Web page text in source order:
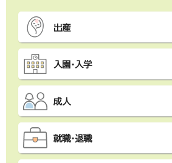
出産
入園・入学
成人
就職・退職